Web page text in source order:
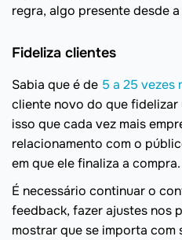
regra, algo presente desde
Fideliza clientes
Sabia que é de 5 a 25 vezes
cliente novo do que fidelizar
isso que cada vez mais
relacionamento com o
em que ele finaliza a compra.
É necessário continuar o
feedback, fazer ajustes nos
mostrar que se importa com